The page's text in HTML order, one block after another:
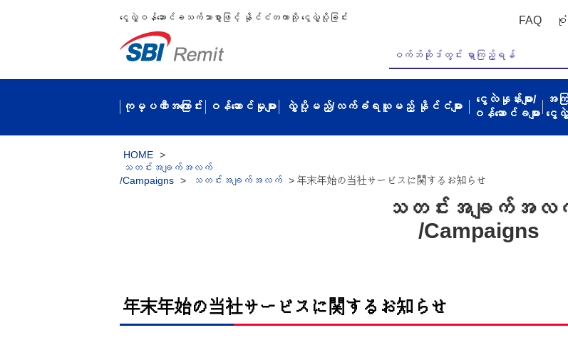
ငွေလွှဲဝန်ဆောင်ခသက်သာစွာဖြင့် နိုင်ငံတကာသို့ ငွေလွှဲပို့ခြင်း FAQ စုံ
ကုမ္ပဏီအကြောင်း ဝန်ဆောင်မှုများ လွှဲပို့မည့်/လက်ခံရယူမည့် နိုင်ငံများ
ငွေလဲနှုန်းများ/
ဝန်ဆောင်ခများ
အက
ငွေ
HOME >
သတင်းအချက်အလက်
/Campaigns > သတင်းအချက်အလက် > 年末年始の当社サービスに関するお知らせ
သတင်းအချက်အလ
/Campaigns
年末年始の当社サービスに関するお知らせ